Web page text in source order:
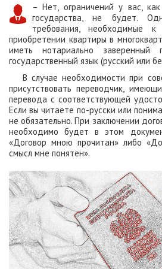
– Нет, ограничений у вас,
государства, не будет.
требования, необходимые
приобретении квартиры в
иметь нотариально заверенный
государственный язык (русский или
В случае необходимости при
присутствовать переводчик,
перевода с соответствующей
Если вы читаете по-русски или
не обязательно. При заключении
необходимо будет в этом
«Договор мною прочитан» либо
смысл мне понятен».